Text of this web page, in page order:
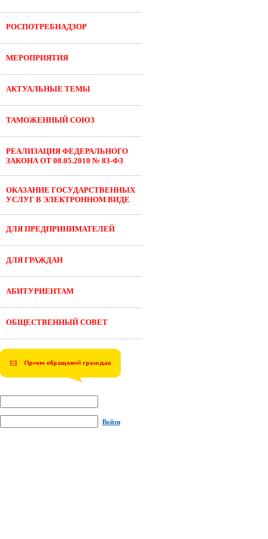
РОСПОТРЕБНАДЗОР
МЕРОПРИЯТИЯ
АКТУАЛЬНЫЕ ТЕМЫ
ТАМОЖЕННЫЙ СОЮЗ
РЕАЛИЗАЦИЯ ФЕДЕРАЛЬНОГО
ЗАКОНА ОТ 08.05.2010 № 83-ФЗ
ОКАЗАНИЕ ГОСУДАРСТВЕННЫХ
УСЛУГ В ЭЛЕКТРОННОМ ВИДЕ
ДЛЯ ПРЕДПРИНИМАТЕЛЕЙ
ДЛЯ ГРАЖДАН
АБИТУРИЕНТАМ
ОБЩЕСТВЕННЫЙ СОВЕТ
Войти